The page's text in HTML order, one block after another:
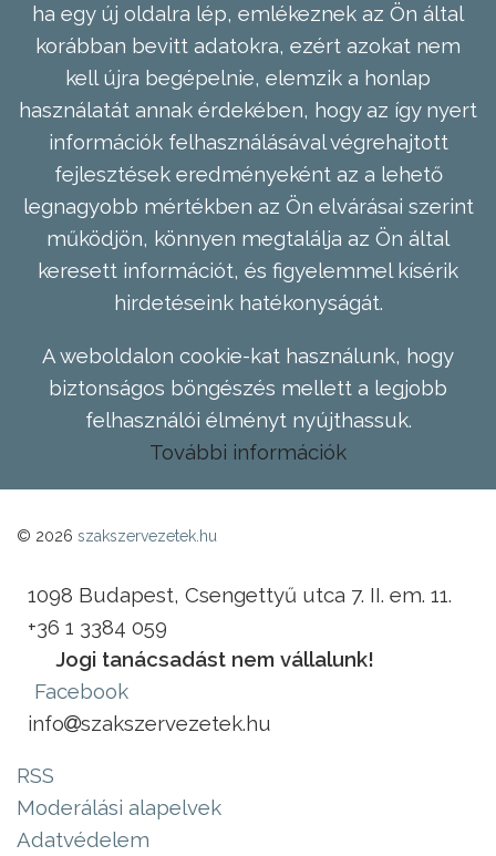
ha egy új oldalra lép, emlékeznek az Ön által
korábban bevitt adatokra, ezért azokat nem
kell újra begépelnie, elemzik a honlap
használatát annak érdekében, hogy az így nyert
információk felhasználásával végrehajtott
fejlesztések eredményeként az a lehető
legnagyobb mértékben az Ön elvárásai szerint
működjön, könnyen megtalálja az Ön által
keresett információt, és figyelemmel kísérik
hirdetéseink hatékonyságát.
A weboldalon cookie-kat használunk, hogy
biztonságos böngészés mellett a legjobb
felhasználói élményt nyújthassuk.
További információk
© 2026 szakszervezetek.hu
1098 Budapest, Csengettyű utca 7. II. em. 11.
+36 1 3384 059
Jogi tanácsadást nem vállalunk!
Facebook
info
szakszervezetek.hu
RSS
Moderálási alapelvek
Adatvédelem